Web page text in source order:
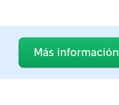
Más información